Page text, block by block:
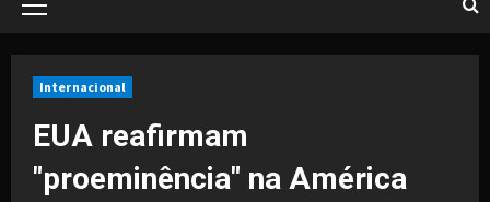
Primary
Internacional
EUA reafirmam
"proeminência" na América